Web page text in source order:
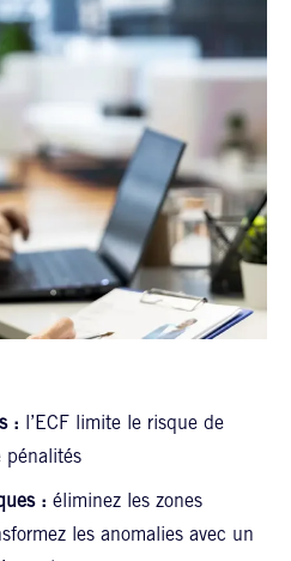
: l’ECF limite le risque de
pénalités
: éliminez les zones
les anomalies avec un